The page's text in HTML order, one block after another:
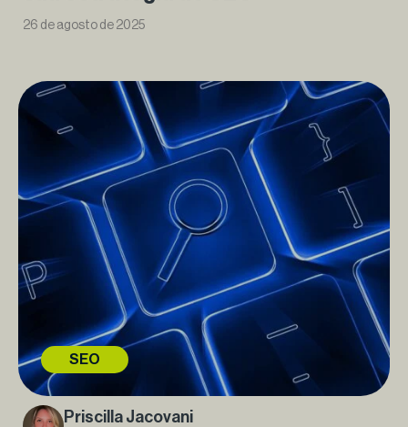
26 de agosto de 2025
SEO
Priscilla Jacovani